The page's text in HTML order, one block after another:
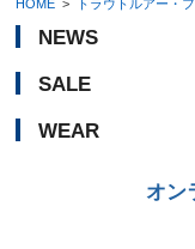
HOME > トラウトルアー・
NEWS
SALE
WEAR
オン